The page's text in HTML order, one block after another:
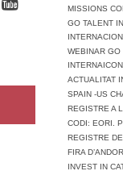
MISSIONS
GO TALENT
WEBINAR GO
ACTUALITAT
SPAIN -US
REGISTRE A
CODI: EORI.
REGISTRE
FIRA
INVEST IN